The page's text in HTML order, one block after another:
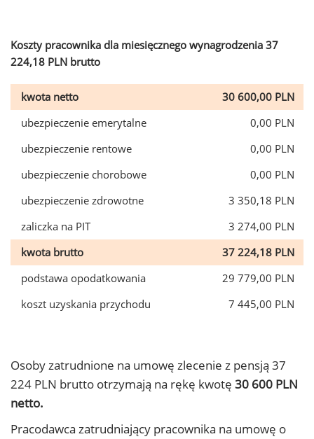
Koszty pracownika dla miesięcznego wynagrodzenia 37
224,18 PLN brutto
kwota netto
30 600,00 PLN
ubezpieczenie emerytalne
0,00 PLN
ubezpieczenie rentowe
0,00 PLN
ubezpieczenie chorobowe
0,00 PLN
ubezpieczenie zdrowotne
3 350,18 PLN
zaliczka na PIT
3 274,00 PLN
kwota brutto
37 224,18 PLN
podstawa opodatkowania
29 779,00 PLN
koszt uzyskania przychodu
7 445,00 PLN
Osoby zatrudnione na umowę zlecenie z pensją 37
224 PLN brutto otrzymają na rękę kwotę 30 600 PLN
netto.
Pracodawca zatrudniający pracownika na umowę o